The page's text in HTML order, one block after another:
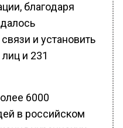
благодаря
и установить
и 231
6000
в российском